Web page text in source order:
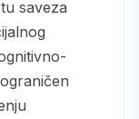
saveza